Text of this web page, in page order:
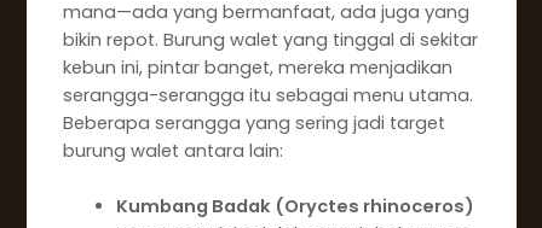
mana—ada yang bermanfaat, ada juga yang
bikin repot. Burung walet yang tinggal di sekitar
kebun ini, pintar banget, mereka menjadikan
serangga-serangga itu sebagai menu utama.
Beberapa serangga yang sering jadi target
burung walet antara lain:
Kumbang Badak (Oryctes rhinoceros)